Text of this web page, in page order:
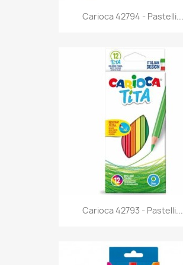
Anteprima
Carioca 42794 - Pastelli...
Anteprima
Carioca 42793 - Pastelli...